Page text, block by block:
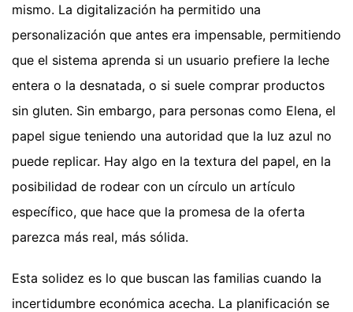
mismo. La digitalización ha permitido una
personalización que antes era impensable, permitiendo
que el sistema aprenda si un usuario prefiere la leche
entera o la desnatada, o si suele comprar productos
sin gluten. Sin embargo, para personas como Elena, el
papel sigue teniendo una autoridad que la luz azul no
puede replicar. Hay algo en la textura del papel, en la
posibilidad de rodear con un círculo un artículo
específico, que hace que la promesa de la oferta
parezca más real, más sólida.
Esta solidez es lo que buscan las familias cuando la
incertidumbre económica acecha. La planificación se